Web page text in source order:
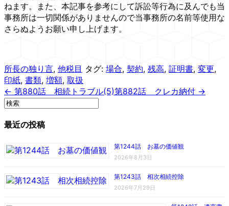
ねます。また、本記事を参考にして訴訟等行為に及んでも当
事務所は一切関係がありませんので当事務所の名前等使用な
さらぬようお願い申し上げます。
所長の独り言, 他税目 タグ: 場合, 契約, 残高, 証明書, 変更,
印紙, 書類, 増額, 取扱
← 第880話 相続トラブル(5)第882話 クレカ納付 →
最近の投稿
第1244話 お墓の価値観
2026年8月3日
第1243話 相次相続控除
2026年7月29日